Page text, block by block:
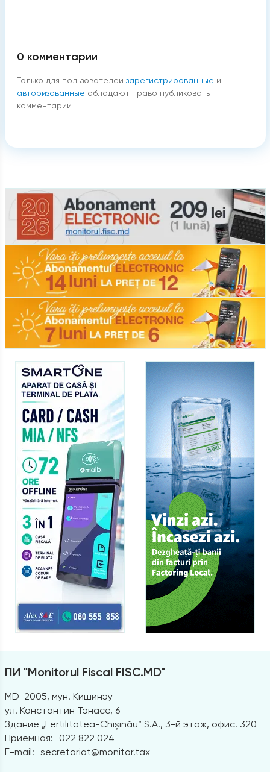
0 комментарии
Только для пользователей зарегистрированные и
авторизованные обладают право публиковать
комментарии
ПИ "Monitorul Fiscal FISC.MD"
MD-2005, мун. Кишинэу
ул. Константин Тэнасе, 6
Здание „Fertilitatea-Chișinău” S.A., 3-й этаж, офис. 320
Приемная:
022 822 024
E-mail: secretariat@monitor.tax